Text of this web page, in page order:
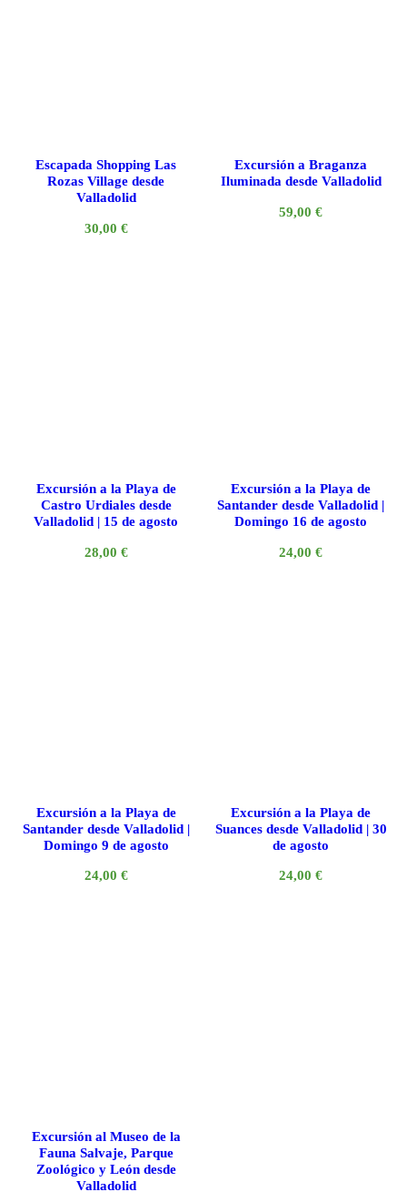
Escapada Shopping Las
Rozas Village desde
Valladolid
30,00 €
Excursión a Braganza
Iluminada desde Valladolid
59,00€
Excursión a la Playa de
Castro Urdiales desde
Valladolid | 15 de agosto
28,00 €
Excursión a la Playa de
Santander desde Valladolid |
Domingo 16 de agosto
24,00€
Excursión a la Playa de
Santander desde Valladolid |
Domingo 9 de agosto
24,00 €
Excursión a la Playa de
Suances desde Valladolid | 30
de agosto
24,00€
Excursión al Museo de la
Fauna Salvaje, Parque
Zoológico y León desde
Valladolid